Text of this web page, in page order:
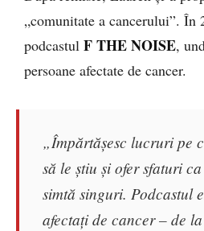
„comunitate a cancerului”. În
podcastul F THE NOISE,
persoane afectate de cancer.
„Împărtășesc lucruri pe
să le știu și ofer sfaturi
simtă singuri. Podcastul
afectați de cancer – de